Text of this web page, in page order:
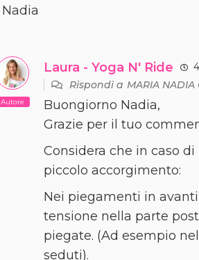
Nadia
Autore
Laura - Yoga N' Ride
Rispondi aMARIA NADIA
Buongiorno Nadia,
Grazie per il tuo
Considera che in caso
piccolo accorgimento:
Nei piegamenti in
tensione nella parte
piegate. (Ad esempio
seduti).